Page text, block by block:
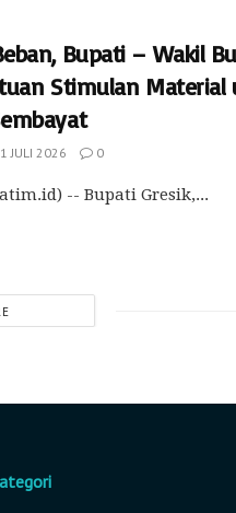
Bupati – Wakil
Stimulan Material
JULI 2026 0
-- Bupati Gresik,...